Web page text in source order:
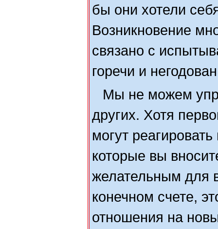
бы они хотели
Возникновение
связано с
горечи и
Мы не можем
других. Хотя
могут
которые вы
желательным для
конечном счете,
отношения на